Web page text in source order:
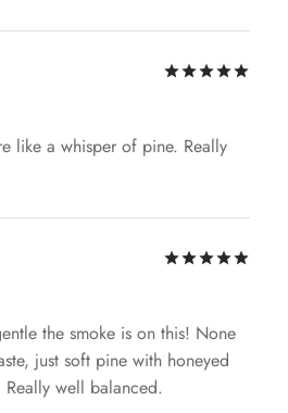
like a whisper of pine. Really
the smoke is on this! None
just soft pine with honeyed
Really well balanced.